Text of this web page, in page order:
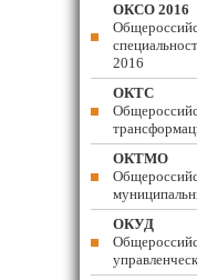
ОКСО 2016
2016
ОКТС
ОКТМО
ОКУД